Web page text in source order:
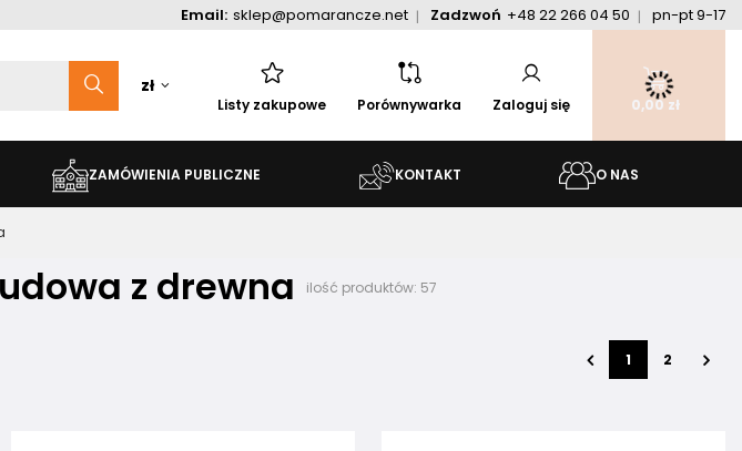
Email: sklep@pomarancze.net Zadzwoń +48 22 266 04 50 pn-pt 9-17
zł
Listy zakupowe Porównywarka Zaloguj się 0,00 zł
ZAMÓWIENIA PUBLICZNE KONTAKT O NAS
z drewna ilość produktów: 57
1 2